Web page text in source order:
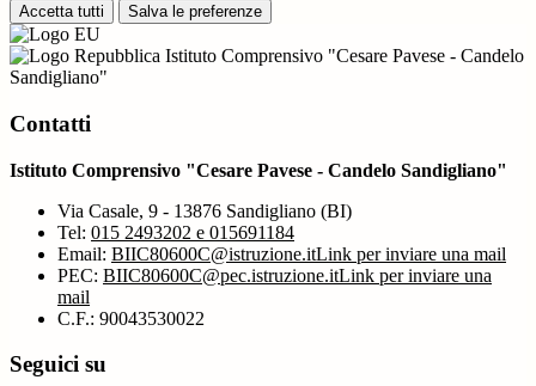
Accetta tutti Salva le preferenze
Istituto Comprensivo "Cesare Pavese - Candelo
Sandigliano"
Contatti
Istituto Comprensivo "Cesare Pavese - Candelo Sandigliano"
Via Casale, 9 - 13876 Sandigliano (BI)
Tel: 015 2493202 e 015691184
Email: BIIC80600C@istruzione.itLink per inviare una mail
PEC: BIIC80600C@pec.istruzione.itLink per inviare una
mail
C.F.: 90043530022
Seguici su